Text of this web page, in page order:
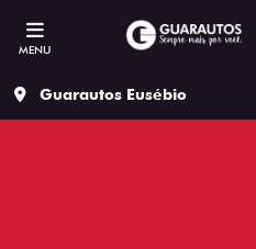
MENU
Guarautos Eusébio